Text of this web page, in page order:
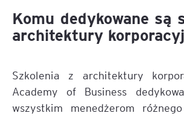
Komu dedykowane są
architektury
Szkolenia z architektury
Academy of Business
wszystkim menedżerom